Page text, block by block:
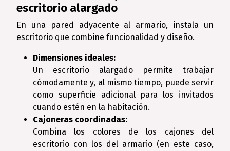
escritorio alargado
En una pared adyacente al armario, instala un
escritorio que combine funcionalidad y diseño.
Dimensiones ideales:
Un escritorio alargado permite trabajar
cómodamente y, al mismo tiempo, puede servir
como superficie adicional para los invitados
cuando estén en la habitación.
Cajoneras coordinadas:
Combina los colores de los cajones del
escritorio con los del armario (en este caso,